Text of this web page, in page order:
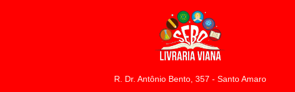
R. Dr. Antônio Bento, 357 - Santo Amaro